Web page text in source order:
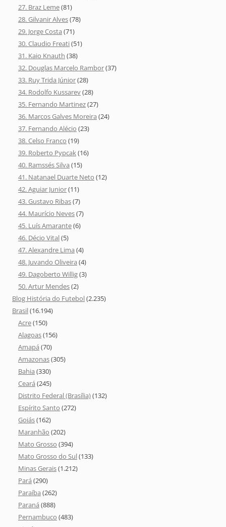
27. Braz Leme(81)
28. Gilvanir Alves(78)
29. Jorge Costa (71)
30. Claudio Freati(51)
31. Kaio Knauth (38)
32. Douglas Marcelo Rambor(37)
33. Ruy Trida Júnior(28)
34. Rodolfo Kussarev(28)
35. Fernando Martinez(27)
36. Marcos Galves Moreira (24)
37. Fernando Alécio (23)
38. Celso Franco (19)
39. Roberto Pypcak(16)
40. Ramssés Silva (15)
41. Natanael Duarte Neto (12)
42. Aguiar Junior(11)
43. Gustavo Ribas(7)
44. Maurício Neves(7)
45. Luís Amarante(6)
46. Décio Vital(5)
47. Alexandre Lima (4)
48. Juvando Oliveira (4)
49. Dagoberto Willig(3)
50. Artur Mendes(2)
Blog História do Futebol(2.235)
Brasil(16.194)
Acre(150)
Alagoas(156)
Amapá (70)
Amazonas(305)
Bahia (330)
Ceará (245)
Distrito Federal (Brasília)(132)
Espírito Santo (272)
Goiás(162)
Maranhão (202)
Mato Grosso (394)
Mato Grosso do Sul(133)
Minas Gerais(1.212)
Pará (290)
Paraíba (262)
Paraná (888)
Pernambuco (483)